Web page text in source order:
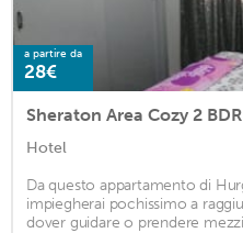
a partire da
28€
Sheraton Area Cozy 2 BDR
Hotel
Da questo appartamento di
impiegherai pochissimo a
dover guidare o prendere